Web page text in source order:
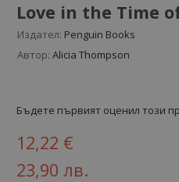
Love in the Time
Издател: Penguin Books
Автор: Alicia Thompson
Бъдете първият оценил този
12,22 €
23,90 лв.